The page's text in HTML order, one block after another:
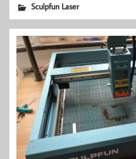
Sculpfun Laser